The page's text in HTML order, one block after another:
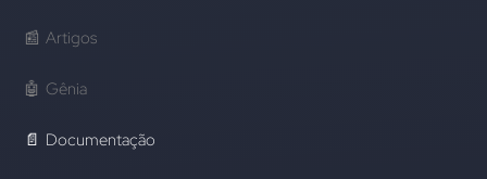
📰 Artigos
🤖 Gênia
📄 Documentação